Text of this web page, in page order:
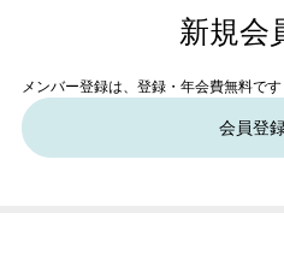
新規会
メンバー登録は、登録・年会費無料です
会員登